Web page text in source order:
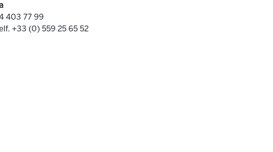
403 77 99
+33 (0) 559 25 65 52